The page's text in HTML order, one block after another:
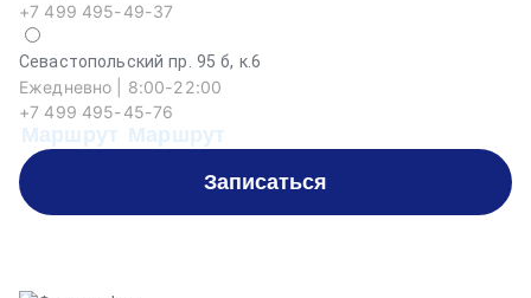
+7 499 495-49-37
Севастопольский пр. 95 б, к.6
Ежедневно | 8:00-22:00
+7 499 495-45-76
Маршрут Маршрут
Записаться